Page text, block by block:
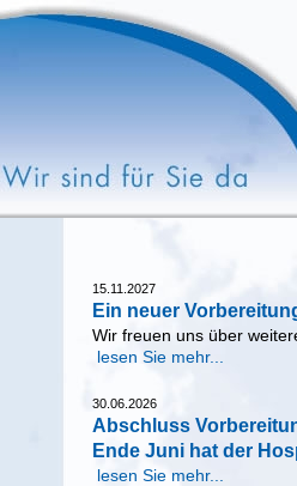
15.11.2027
Ein neuer
Wir freuen uns über
lesen Sie mehr...
30.06.2026
Abschluss
Ende Juni hat der
lesen Sie mehr...